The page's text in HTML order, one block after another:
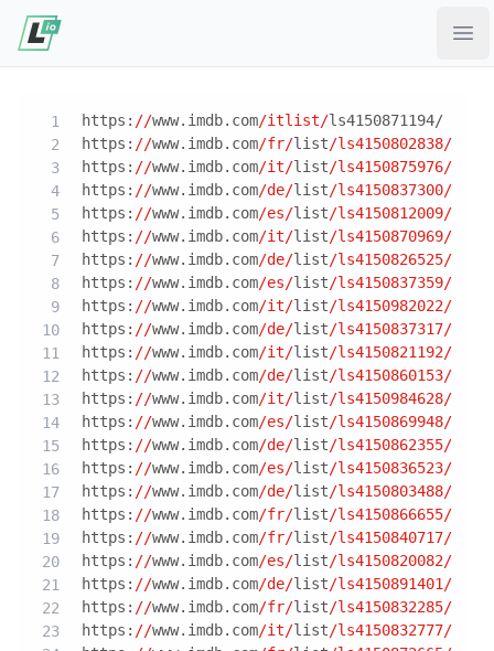
https: //www.imdb.com/itlist/ls4150871194/
https: //www.imdb.com/fr/list/ls4150802838/
https: //www.imdb.com/it/list/ls4150875976/
https: //www.imdb.com/de/list/ls4150837300/
https: //www.imdb.com/es/list/ls4150812009/
https: //www.imdb.com/it/list/ls4150870969/
https: //www.imdb.com/de/list/ls4150826525/
https: //www.imdb.com/es/list/ls4150837359/
https: //www.imdb.com/it/list/ls4150982022/
https: //www.imdb.com/de/list/ls4150837317/
https: //www.imdb.com/it/list/ls4150821192/
https: //www.imdb.com/de/list/ls4150860153/
https: //www.imdb.com/it/list/ls4150984628/
https: //www.imdb.com/es/list/ls4150869948/
https: //www.imdb.com/de/list/ls4150862355/
https: //www.imdb.com/es/list/ls4150836523/
https: //www.imdb.com/de/list/ls4150803488/
https: //www.imdb.com/fr/list/ls4150866655/
https: //www.imdb.com/fr/list/ls4150840717/
https: //www.imdb.com/es/list/ls4150820082/
https: //www.imdb.com/de/list/ls4150891401/
https: //www.imdb.com/fr/list/ls4150832285/
https: //www.imdb.com/it/list/ls4150832777/